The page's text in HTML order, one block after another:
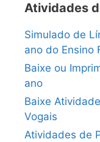
Atividades
Simulado de
ano do Ensino
Baixe ou
ano
Baixe
Vogais
Atividades de